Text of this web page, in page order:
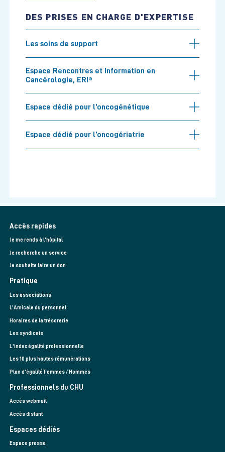
DES PRISES EN CHARGE D'EXPERTISE
Les soins de support
Espace Rencontres et Information en
Cancérologie, ERI®
Espace dédié pour l’oncogénétique
Espace dédié pour l’oncogériatrie
Accès rapides
Je me rends à l'hôpital
Je recherche un service
Je souhaite faire un don
Pratique
Les associations
L’Amicale du personnel
Horaires de la trésorerie
Les syndicats
L'index égalité professionnelle
Les 10 plus hautes rémunérations
Plan d'égalité Femmes / Hommes
Professionnels du CHU
Accès webmail
Accès distant
Espaces dédiés
Espace presse